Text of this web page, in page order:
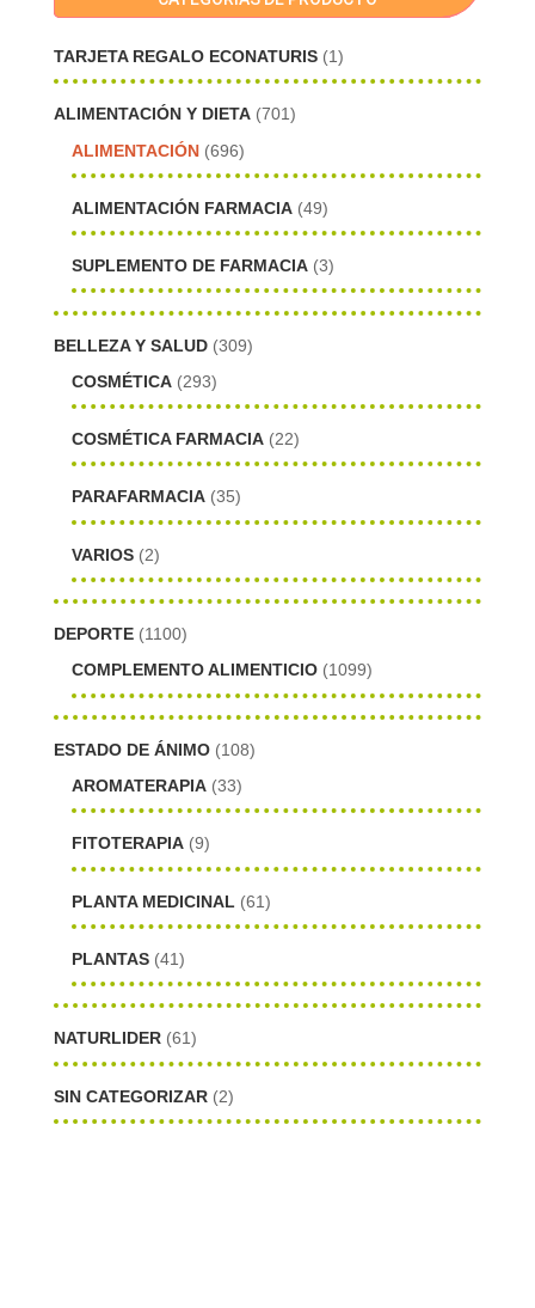
TARJETA REGALO ECONATURIS (1)
ALIMENTACIÓN Y DIETA (701)
ALIMENTACIÓN (696)
ALIMENTACIÓN FARMACIA (49)
SUPLEMENTO DE FARMACIA (3)
BELLEZA Y SALUD (309)
COSMÉTICA (293)
COSMÉTICA FARMACIA (22)
PARAFARMACIA (35)
VARIOS (2)
DEPORTE (1100)
COMPLEMENTO ALIMENTICIO (1099)
ESTADO DE ÁNIMO (108)
AROMATERAPIA (33)
FITOTERAPIA (9)
PLANTA MEDICINAL (61)
PLANTAS (41)
NATURLIDER (61)
SIN CATEGORIZAR (2)